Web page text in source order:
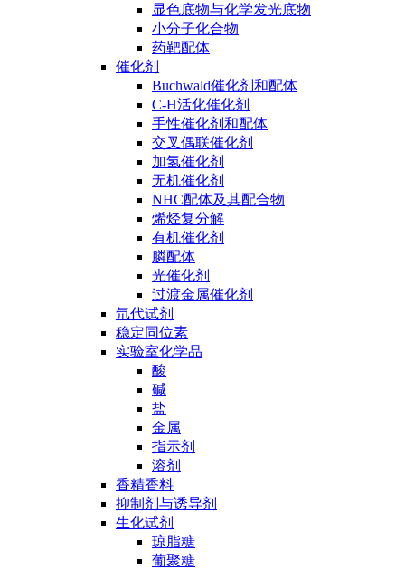
显色底物与化学发光底物
小分子化合物
药靶配体
催化剂
Buchwald催化剂和配体
C-H活化催化剂
手性催化剂和配体
交叉偶联催化剂
加氢催化剂
无机催化剂
NHC配体及其配合物
烯烃复分解
有机催化剂
膦配体
光催化剂
过渡金属催化剂
氘代试剂
稳定同位素
实验室化学品
酸
碱
盐
金属
指示剂
溶剂
香精香料
抑制剂与诱导剂
生化试剂
琼脂糖
葡聚糖